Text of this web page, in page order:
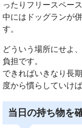
ったりフリースペー
中にはドッグランが
す。
どういう場所にせよ
負担です。
できればいきなり長
度から慣らしていけ
当日の持ち物を